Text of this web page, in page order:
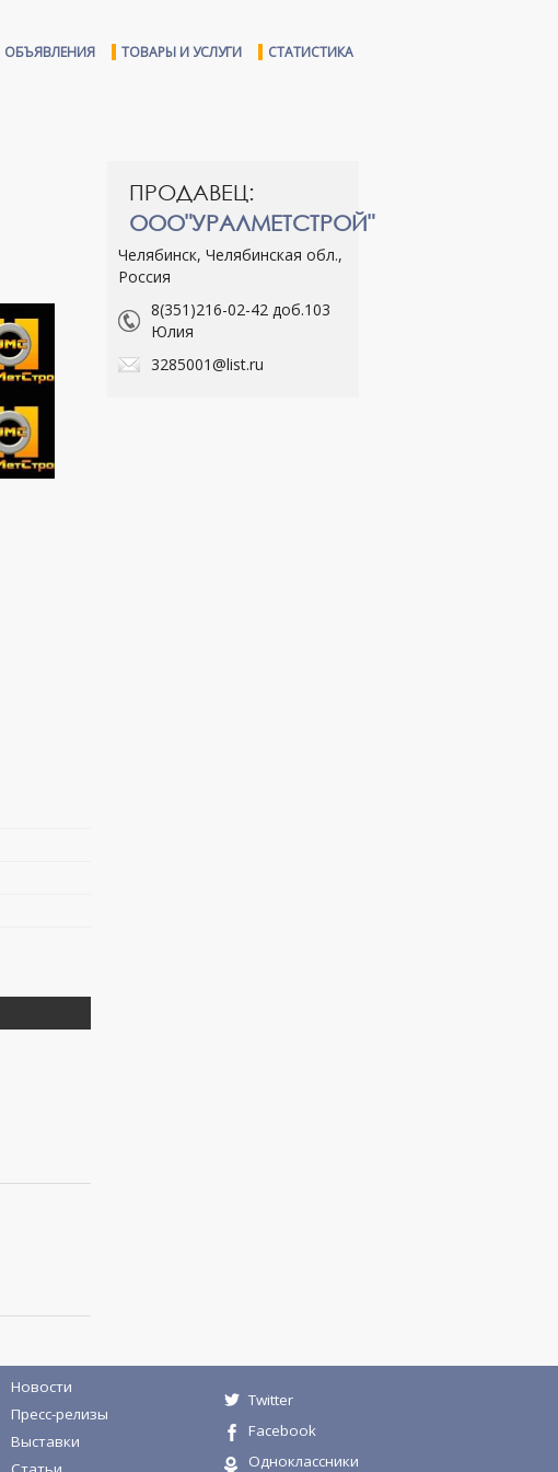
ОБЪЯВЛЕНИЯ ТОВАРЫ И УСЛУГИ СТАТИСТИКА
ПРОДАВЕЦ:
ООО"УРАЛМЕТСТРОЙ"
Челябинск, Челябинская обл.,
Россия
8(351)216-02-42 доб.103
Юлия
3285001@list.ru
Новости
Пресс-релизы
Выставки
Twitter
Facebook
Одноклассники